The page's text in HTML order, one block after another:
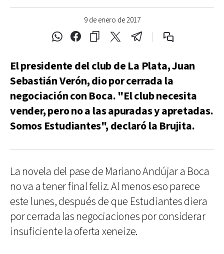
9 de enero de 2017
El presidente del club de La Plata, Juan
Sebastián Verón, dio por cerrada la
negociación con Boca. "El club necesita
vender, pero no a las apuradas y apretadas.
Somos Estudiantes", declaró la Brujita.
La novela del pase de Mariano Andújar a Boca
no va a tener final feliz. Al menos eso parece
este lunes, después de que Estudiantes diera
por cerrada las negociaciones por considerar
insuficiente la oferta xeneize.